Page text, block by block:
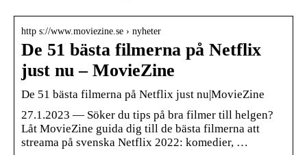
http s://www.moviezine.se › nyheter
De 51 bästa filmerna på Netflix
just nu – MovieZine
De 51 bästa filmerna på Netflix just nu|MovieZine
27.1.2023 — Söker du tips på bra filmer till helgen?
Låt MovieZine guida dig till de bästa filmerna att
streama på svenska Netflix 2022: komedier, …